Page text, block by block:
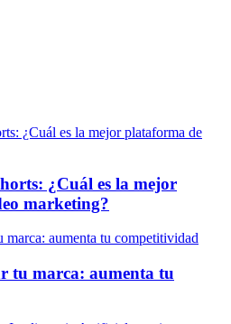
¿Cuál es la mejor
marketing?
tu marca: aumenta tu